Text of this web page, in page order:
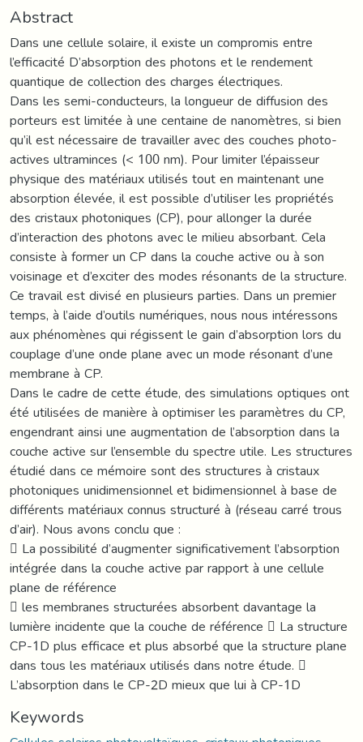
Abstract
Dans une cellule solaire, il existe un compromis entre
l’efficacité D’absorption des photons et le rendement
quantique de collection des charges électriques.
Dans les semi-conducteurs, la longueur de diffusion des
porteurs est limitée à une centaine de nanomètres, si bien
qu’il est nécessaire de travailler avec des couches photo-
actives ultraminces (< 100 nm). Pour limiter l’épaisseur
physique des matériaux utilisés tout en maintenant une
absorption élevée, il est possible d’utiliser les propriétés
des cristaux photoniques (CP), pour allonger la durée
d’interaction des photons avec le milieu absorbant. Cela
consiste à former un CP dans la couche active ou à son
voisinage et d’exciter des modes résonants de la structure.
Ce travail est divisé en plusieurs parties. Dans un premier
temps, à l’aide d’outils numériques, nous nous intéressons
aux phénomènes qui régissent le gain d’absorption lors du
couplage d’une onde plane avec un mode résonant d’une
membrane à CP.
Dans le cadre de cette étude, des simulations optiques ont
été utilisées de manière à optimiser les paramètres du CP,
engendrant ainsi une augmentation de l’absorption dans la
couche active sur l’ensemble du spectre utile. Les structures
étudié dans ce mémoire sont des structures à cristaux
photoniques unidimensionnel et bidimensionnel à base de
différents matériaux connus structuré à (réseau carré trous
d’air). Nous avons conclu que :
 La possibilité d’augmenter significativement l’absorption
intégrée dans la couche active par rapport à une cellule
plane de référence
 les membranes structurées absorbent davantage la
lumière incidente que la couche de référence  La structure
CP-1D plus efficace et plus absorbé que la structure plane
dans tous les matériaux utilisés dans notre étude. 
L’absorption dans le CP-2D mieux que lui à CP-1D
Keywords